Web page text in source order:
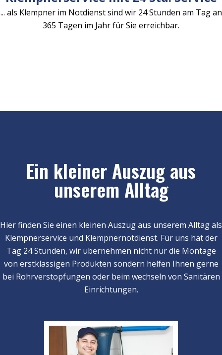
... als Klempner im Notdienst sind wir 24 Stunden am Tag an
365 Tagen im Jahr für Sie erreichbar.
Ein kleiner Auszug aus
unserem Alltag
Hier finden Sie einen kleinen Auszug aus unserem Alltag als
Klempnerservice und Klempnernotdienst. Für uns hat der
Tag 24 Stunden, wir übernehmen nicht nur die Montage
von erstklassigen Produkten sondern helfen Ihnen gerne
bei Rohrverstopfungen oder beim wechseln von Sanitären
Einrichtungen.